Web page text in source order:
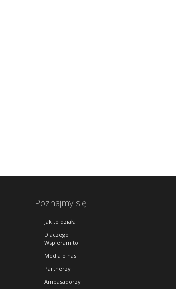
Poznajmy się
Jak to działa
Dlaczego
Wspieram.to
Media o nas
Partnerzy
Ambasadorzy